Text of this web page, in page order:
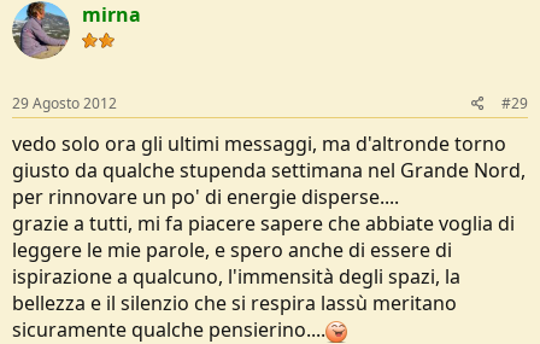
mirna
29 Agosto 2012 #29
vedo solo ora gli ultimi messaggi, ma d'altronde torno
giusto da qualche stupenda settimana nel Grande Nord,
per rinnovare un po' di energie disperse....
grazie a tutti, mi fa piacere sapere che abbiate voglia di
leggere le mie parole, e spero anche di essere di
ispirazione a qualcuno, l'immensità degli spazi, la
bellezza e il silenzio che si respira lassù meritano
sicuramente qualche pensierino....